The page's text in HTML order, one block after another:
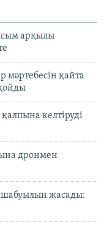
арқылы
мәртебесін қайта
келтіруді
дронмен
шабуылын жасады: